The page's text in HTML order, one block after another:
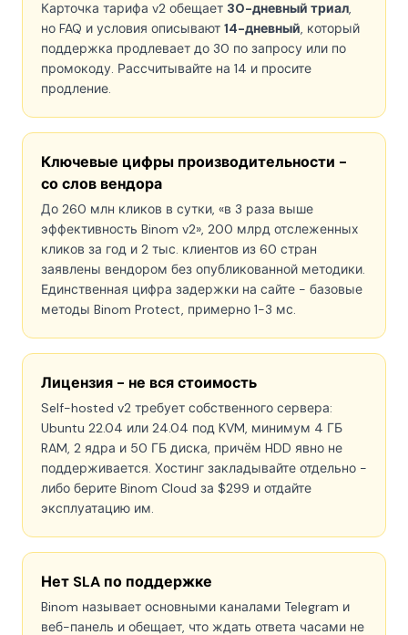
Карточка тарифа v2 обещает 30-дневный триал,
но FAQ и условия описывают 14-дневный, который
поддержка продлевает до 30 по запросу или по
промокоду. Рассчитывайте на 14 и просите
продление.
Ключевые цифры производительности -
со слов вендора
До 260 млн кликов в сутки, «в 3 раза выше
эффективность Binom v2», 200 млрд отслеженных
кликов за год и 2 тыс. клиентов из 60 стран
заявлены вендором без опубликованной методики.
Единственная цифра задержки на сайте - базовые
методы Binom Protect, примерно 1-3 мс.
Лицензия - не вся стоимость
Self-hosted v2 требует собственного сервера:
Ubuntu 22.04 или 24.04 под KVM, минимум 4 ГБ
RAM, 2 ядра и 50 ГБ диска, причём HDD явно не
поддерживается. Хостинг закладывайте отдельно -
либо берите Binom Cloud за $299 и отдайте
эксплуатацию им.
Нет SLA по поддержке
Binom называет основными каналами Telegram и
веб-панель и обещает, что ждать ответа часами не